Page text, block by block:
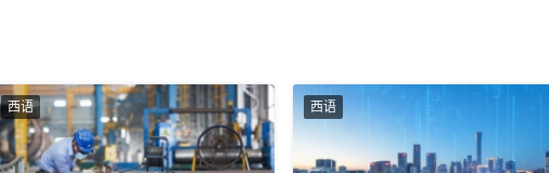
西语 西语